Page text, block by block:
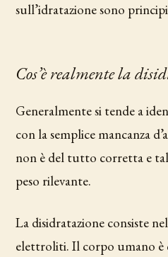
sull’idratazione sono
Cos’è realmente la
Generalmente si tende a
con la semplice mancanza
non è del tutto corretta e
peso rilevante.
La disidratazione consiste
elettroliti. Il corpo umano è